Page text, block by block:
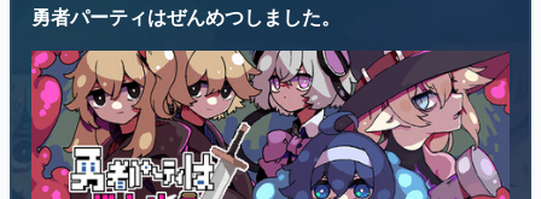
勇者パーティはぜんめつしました。